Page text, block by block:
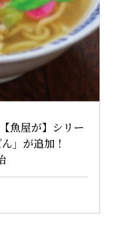
魚屋が】シリー
」が追加！